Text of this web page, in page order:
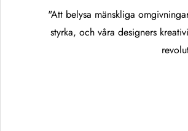
"Att belysa mänskliga
styrka, och våra designers